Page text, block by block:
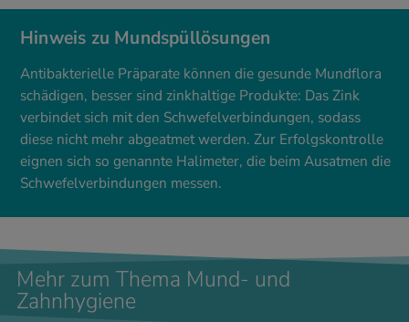
Hinweis zu Mundspüllösungen
Antibakterielle Präparate können die gesunde Mundflora
schädigen, besser sind zinkhaltige Produkte: Das Zink
verbindet sich mit den Schwefelverbindungen, sodass
diese nicht mehr abgeatmet werden. Zur Erfolgskontrolle
eignen sich so genannte Halimeter, die beim Ausatmen die
Schwefelverbindungen messen.
Mehr zum Thema Mund- und
Zahnhygiene